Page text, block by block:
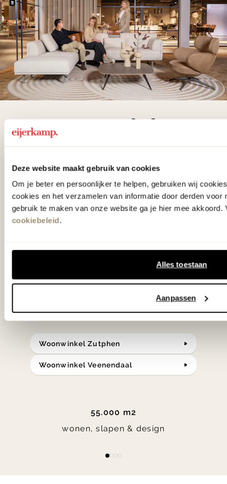
Deze website maakt gebruik van cookies
Om je beter en persoonlijker te helpen, gebruiken wij
cookies en het verzamelen van informatie door derden voor
gebruik te maken van onze website ga je hier mee akkoord.
cookiebeleid.
Alles toestaan
Aanpassen
De woonwinkel
gezien op tv!
Wie kent het programma vtwonen
'Weer verliefd op je huis' niet? We
hebben met liefde de mooiste woon-,
slaap- en designcollecties
klassiekers en de nieuwste ontwerpen
in verrassende materialen en kleuren!
Bekijk onze openingstijden en
bereken je route.
Woonwinkel Zutphen
Woonwinkel Veenendaal
55.000 m2
wonen, slapen & design